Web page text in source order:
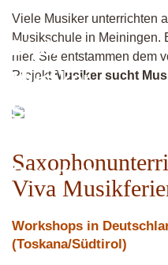
Viele Musiker unterrichten
Musikschule in Meiningen.
hier. Sie entstammen dem
Projekt Musiker sucht
Dipl.-
Musiker
Saxophon
Querflöte
Viva
Workshops in
(Toskana/Südtirol)